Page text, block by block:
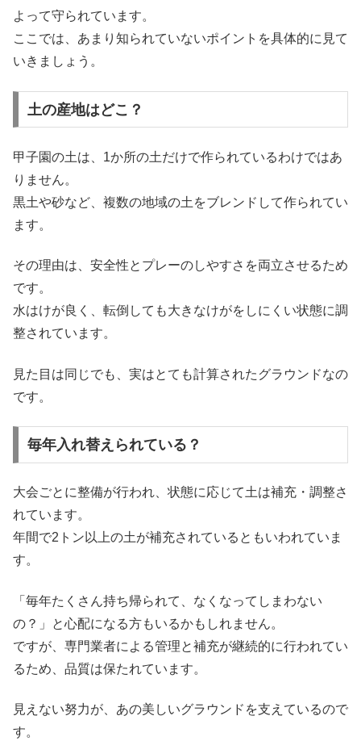
よって守られています。
ここでは、あまり知られていないポイントを具体的に見て
いきましょう。
土の産地はどこ？
甲子園の土は、1か所の土だけで作られているわけではあ
りません。
黒土や砂など、複数の地域の土をブレンドして作られてい
ます。
その理由は、安全性とプレーのしやすさを両立させるため
です。
水はけが良く、転倒しても大きなけがをしにくい状態に調
整されています。
見た目は同じでも、実はとても計算されたグラウンドなの
です。
毎年入れ替えられている？
大会ごとに整備が行われ、状態に応じて土は補充・調整さ
れています。
年間で2トン以上の土が補充されているともいわれていま
す。
「毎年たくさん持ち帰られて、なくなってしまわない
の？」と心配になる方もいるかもしれません。
ですが、専門業者による管理と補充が継続的に行われてい
るため、品質は保たれています。
見えない努力が、あの美しいグラウンドを支えているので
す。